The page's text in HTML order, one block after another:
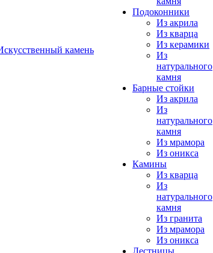
камень
Подоконники
Из акрила
Из кварца
Из керамики
Из
натурального
камня
Барные стойки
Из акрила
Из
натурального
камня
Из мрамора
Из оникса
Камины
Из кварца
Из
натурального
камня
Из гранита
Из мрамора
Из оникса
Лестницы